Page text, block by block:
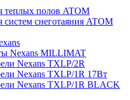
теплых полов ATOM
снеготаяния ATOM
Nexans MILLIMAT
Nexans TXLP/2R
Nexans TXLP/1R 17Вт
Nexans TXLP/1R BLACK